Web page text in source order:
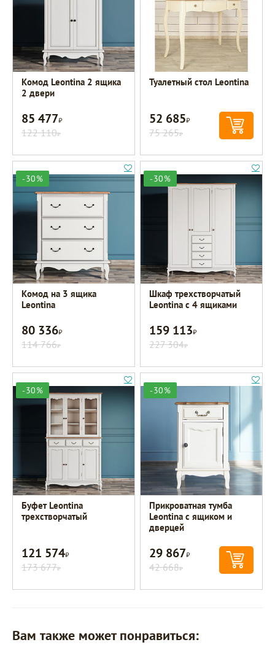
Комод Leontina 2 ящика
2 двери
85 477Р
122 110Р
Туалетный стол Leontina
52 685Р
75 265Р
-30%
Комод на 3 ящика
Leontina
80 336Р
114 766Р
-30%
Шкаф трехстворчатый
Leontina с 4 ящиками
159 113Р
227 304Р
-30%
Буфет Leontina
трехстворчатый
121 574Р
173 677Р
-30%
Прикроватная тумба
Leontina с ящиком и
дверцей
29 867Р
42 668Р
Вам также может понравиться: